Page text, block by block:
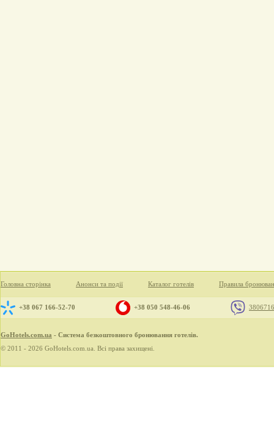
Головна сторінка Анонси та події Каталог готелів Правила
+38 067 166-52-70 +38 050 548-46-06
GoHotels.com.ua - Система безкоштовного бронювання готелів.
© 2011 - 2026 GoHotels.com.ua. Всі права захищені.